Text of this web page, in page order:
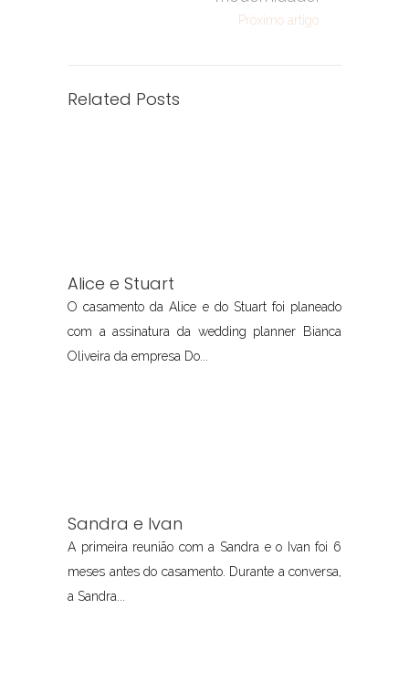
Próximo artigo
Related Posts
Alice e Stuart
O casamento da Alice e do Stuart foi planeado
com a assinatura da wedding planner Bianca
Oliveira da empresa Do...
Sandra e Ivan
A primeira reunião com a Sandra e o Ivan foi 6
meses antes do casamento. Durante a conversa,
a Sandra...